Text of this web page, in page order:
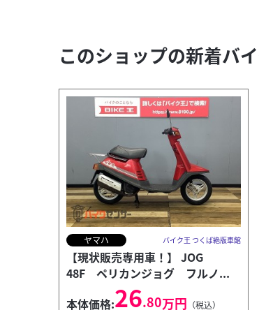
このショップの新着バ
ヤマハ バイク王 つくば絶版車館
【現状販売専用車！】 JOG
48F ペリカンジョグ フルノ...
本体価格:26.80万円 （税込）